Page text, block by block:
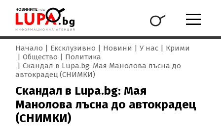
Начало Ексклузивно Новини У нас
Крими
Общество
Политика
Скандал в Lupa.bg: Мая Манолова лъсна до
автокрадец (СНИМКИ)
Скандал в Lupa.bg: Мая
Манолова лъсна до автокрадец
(СНИМКИ)